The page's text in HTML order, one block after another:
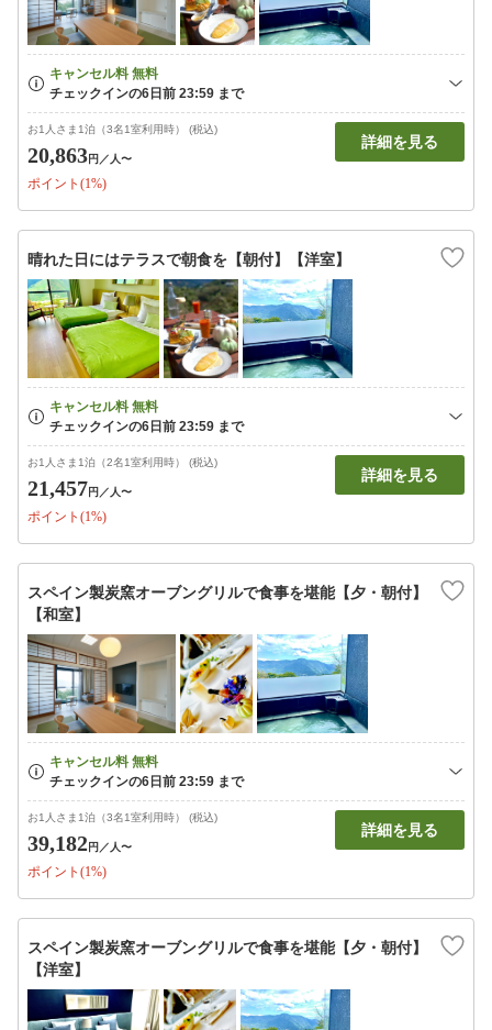
お1人さま1泊（3名1室利用時） (税込)
20,863円 ／人〜
ポイント(1%)
詳細を見る
晴れた日にはテラスで朝食を【朝付】【洋室】
お1人さま1泊（2名1室利用時） (税込)
21,457円 ／人〜
ポイント(1%)
詳細を見る
スペイン製炭窯オーブングリルで食事を堪能【夕・朝付】
【和室】
お1人さま1泊（3名1室利用時） (税込)
39,182円 ／人〜
ポイント(1%)
詳細を見る
スペイン製炭窯オーブングリルで食事を堪能【夕・朝付】
【洋室】